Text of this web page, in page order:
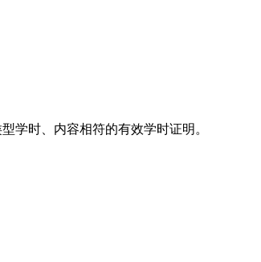
学时、内容相符的有效学时证明。